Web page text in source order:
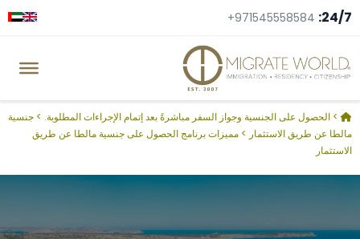
24/7:
+971545558584
> الحصول على الجنسية وجواز السفر مباشرةً بعد إتمام الإجراءات المطلوبة. > جنسية
مالطا عن طريق الاستثمار > مميزات برنامج الحصول على جنسية مالطا عن طريق
الاستثمار